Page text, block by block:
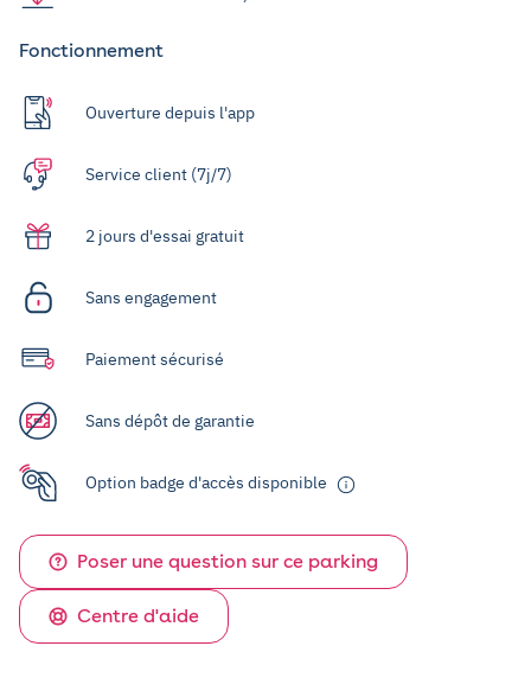
Fonctionnement
Ouverture depuis l'app
Service client (7j/7)
2 jours d'essai gratuit
Sans engagement
Paiement sécurisé
Sans dépôt de garantie
Option badge d'accès disponible
Poser une question sur ce parking
Centre d'aide